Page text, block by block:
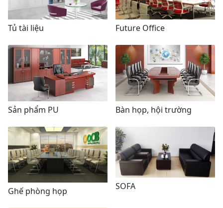
Tủ tài liệu Future Office
Sản phẩm PU Bàn họp, hội trường
Ghế phòng họp SOFA